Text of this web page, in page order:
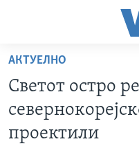
пристапност
Премини
на
главната
содржина
Премини
ФОТОГАЛЕРИИ
АКТУЕЛНО
Светот остро
проектили